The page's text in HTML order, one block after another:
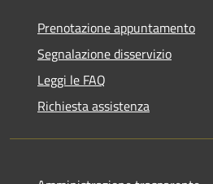
Prenotazione appuntamento
Segnalazione disservizio
Leggi le FAQ
Richiesta assistenza